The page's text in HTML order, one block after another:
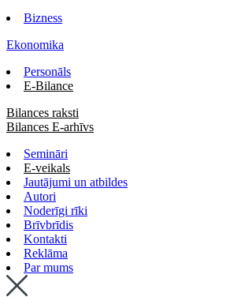
Bizness
Ekonomika
Personāls
E-Bilance
Bilances raksti
Bilances E-arhīvs
Semināri
E-veikals
Jautājumi un atbildes
Autori
Noderīgi rīki
Brīvbrīdis
Kontakti
Reklāma
Par mums